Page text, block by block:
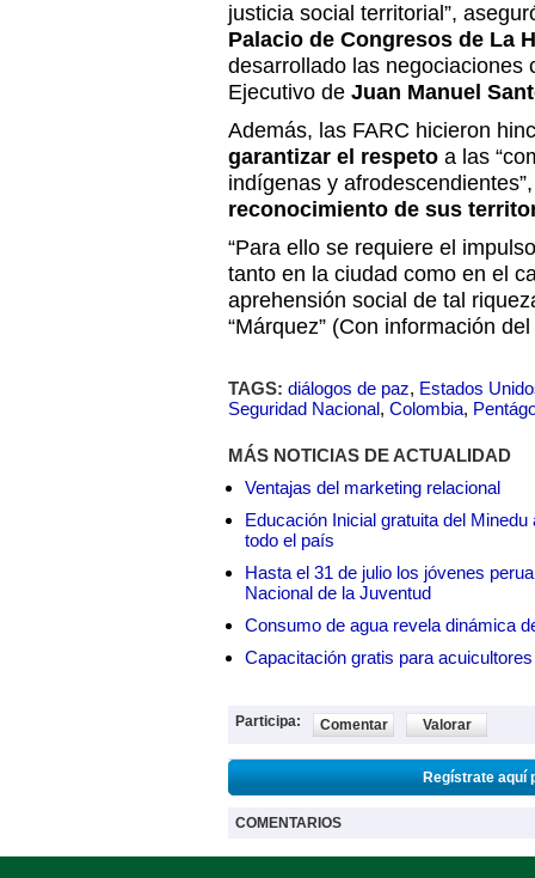
justicia social territorial”,
Palacio de Congresos de La
desarrollado las negociaciones
Ejecutivo de Juan Manuel
Además, las FARC hicieron
garantizar el respeto a las
indígenas y
reconocimiento de sus
“Para ello se requiere el
tanto en la ciudad como en el
aprehensión social de tal
“Márquez” (Con información
TAGS: diálogos de paz, Estados
Seguridad Nacional, Colombia,
MÁS NOTICIAS DE ACTUALIDAD
Ventajas del marketing relacional
Educación Inicial gratuita del
todo el país
Hasta el 31 de julio los jóvenes
Nacional de la Juventud
Consumo de agua revela dinámica
Capacitación gratis para
Participa: Comentar Valorar
Regístrate aquí
COMENTARIOS